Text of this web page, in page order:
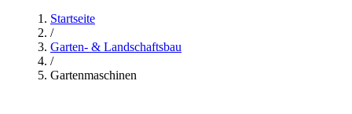
Startseite
/
Garten- & Landschaftsbau
/
Gartenmaschinen